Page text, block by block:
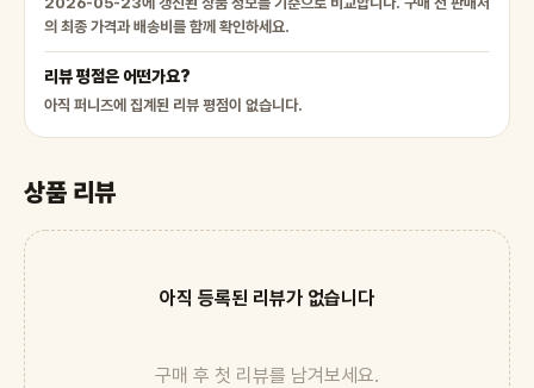
의 최종 가격과 배송비를 함께 확인하세요.
리뷰 평점은 어떤가요?
아직 퍼니즈에 집계된 리뷰 평점이 없습니다.
상품 리뷰
아직 등록된 리뷰가 없습니다
구매 후 첫 리뷰를 남겨보세요.